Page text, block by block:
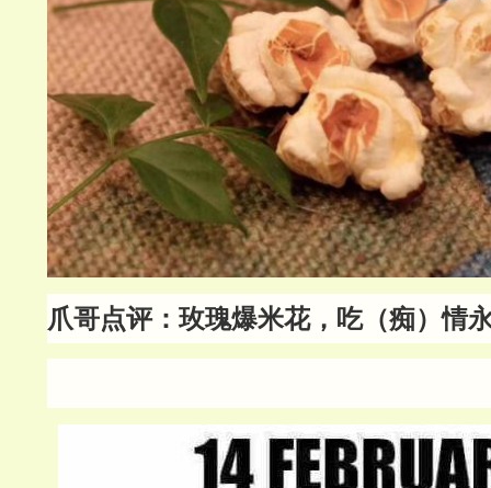
爪哥点评：玫瑰爆米花，吃（痴）情